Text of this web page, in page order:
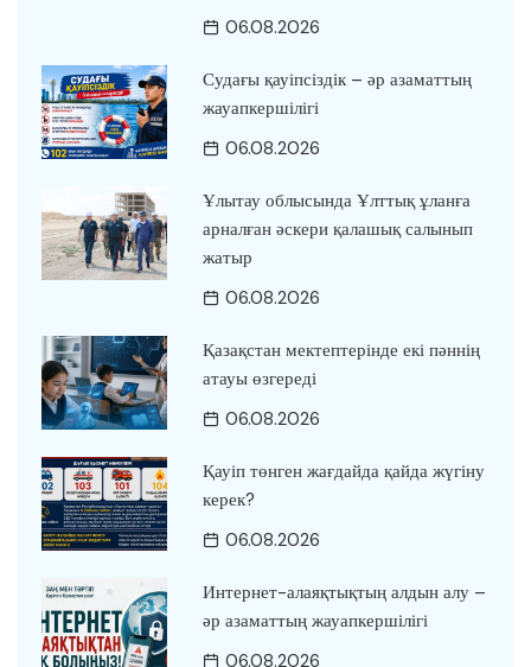
06.08.2026
Судағы қауіпсіздік – әр азаматтың
жауапкершілігі
06.08.2026
Ұлытау облысында Ұлттық ұланға
арналған әскери қалашық салынып
жатыр
06.08.2026
Қазақстан мектептерінде екі пәннің
атауы өзгереді
06.08.2026
Қауіп төнген жағдайда қайда жүгіну
керек?
06.08.2026
Интернет-алаяқтықтың алдын алу –
әр азаматтың жауапкершілігі
06.08.2026